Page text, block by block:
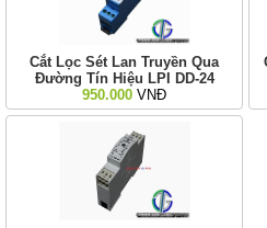
Cắt Lọc Sét Lan Truyền Qua
Đường Tín Hiệu LPI DD-24
950.000 VNĐ